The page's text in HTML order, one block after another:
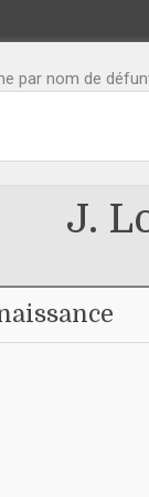
par nom de
J.